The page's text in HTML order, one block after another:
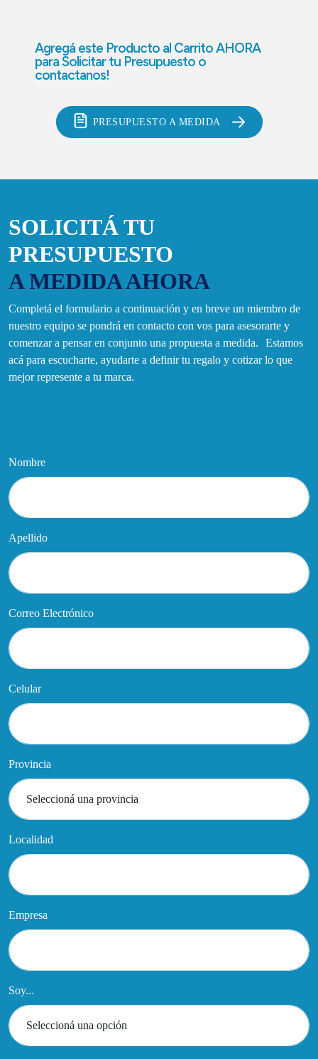
Agregá este Producto al Carrito AHORA
paraSolicitar tu Presupuesto o
contactanos!
PRESUPUESTO A MEDIDA
SOLICITÁ TU
PRESUPUESTO
A MEDIDA AHORA
Completá el formulario a continuación y en breve un miembro de
nuestro equipo se pondrá en contacto con vos para asesorarte y
comenzar a pensar en conjunto una propuesta a medida. Estamos
acá para escucharte, ayudarte a definir tu regalo y cotizar lo que
mejor represente a tu marca.
Nombre
Apellido
Correo Electrónico
Celular
Provincia
Localidad
Empresa
Soy...